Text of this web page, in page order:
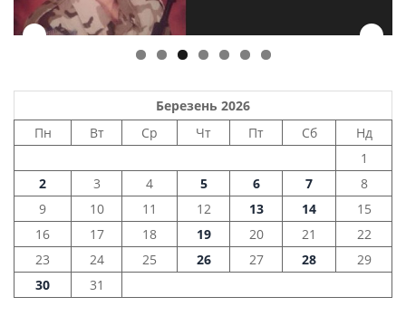
Березень 2026
Пн
Вт Ср Чт Пт Сб
Нд
1
2
3 4 5 6 7
8
9
10 11 12 13 14
15
16
17 18 19 20 21
22
23
24 25 26 27 28
29
30
31